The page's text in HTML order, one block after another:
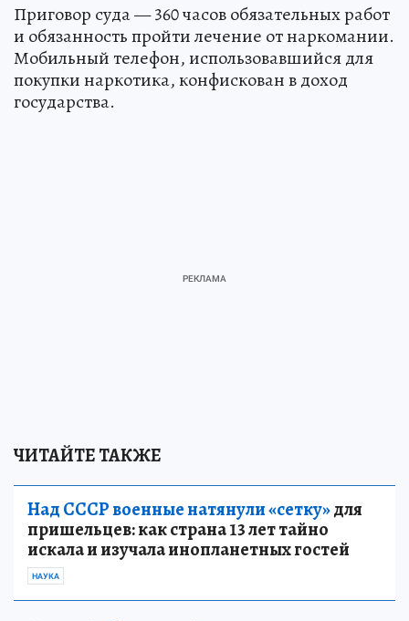
Приговор суда — 360 часов обязательных работ
и обязанность пройти лечение от наркомании.
Мобильный телефон, использовавшийся для
покупки наркотика, конфискован в доход
государства.
ЧИТАЙТЕ ТАКЖЕ
Над СССР военные натянули «сетку»для
пришельцев: как страна 13 лет тайно
искала и изучала инопланетных гостей
НАУКА